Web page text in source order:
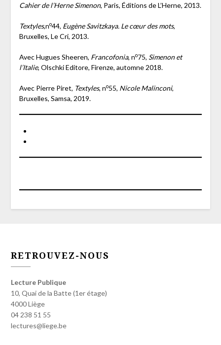
Cahier de l’Herne Simenon, Paris, Éditions de L’Herne, 2013.
Textyles,no44, Eugène Savitzkaya. Le cœur des mots,
Bruxelles, Le Cri, 2013.
Avec Hugues Sheeren, Francofonia, no75, Simenon et
l’Italie, Olschki Editore, Firenze, automne 2018.
Avec Pierre Piret, Textyles, no55, Nicole Malinconi,
Bruxelles, Samsa, 2019.
RETROUVEZ-NOUS
Lecture Publique
10, Quai de la Batte (1er étage)
4000 Liège
04 238 51 55
lectures@liege.be